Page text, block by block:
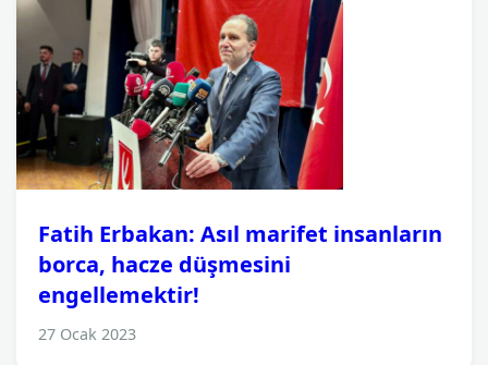
Fatih Erbakan: Asıl marifet insanların
borca, hacze düşmesini
engellemektir!
27 Ocak 2023